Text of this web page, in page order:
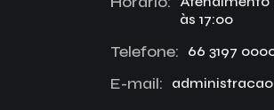
às 17:00
Telefone: 66 3197
E-mail: